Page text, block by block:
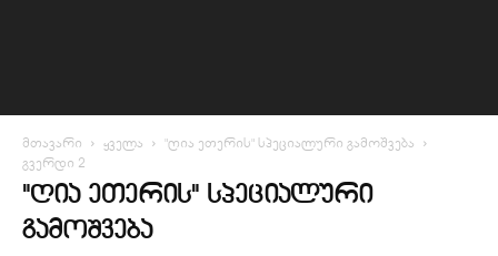
მთავარი ყველა
"ღია ეთერის" სპეციალური გამოშვება
გვერდი 2
"ᲦᲘᲐ ᲔᲗᲔᲠᲘᲡ" ᲡᲞᲔᲪᲘᲐᲚᲣᲠᲘ
ᲒᲐᲛᲝᲨᲕᲔᲑᲐ